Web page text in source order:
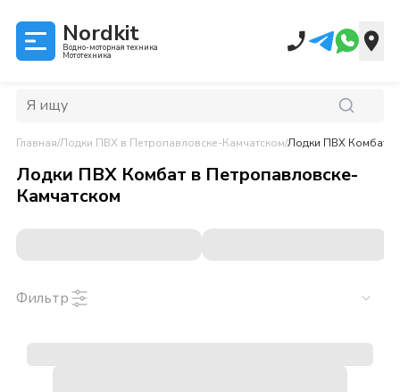
Nordkit
Водно-моторная техника
Мототехника
Главная/Лодки ПВХ в Петропавловске-Камчатском/Лодки ПВХ Комбат
Лодки ПВХ Комбат в Петропавловске-
Камчатском
Фильтр